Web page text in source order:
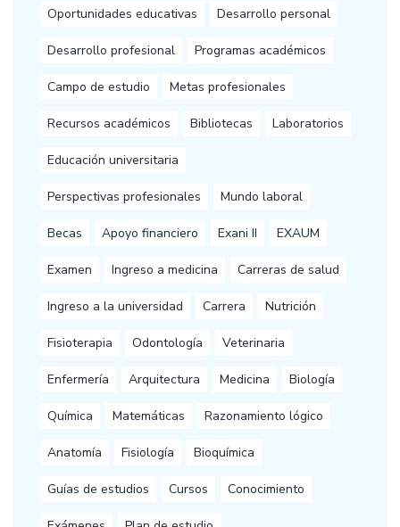
Oportunidades educativas Desarrollo personal
Desarrollo profesional Programas académicos
Campo de estudio Metas profesionales
Recursos académicos Bibliotecas Laboratorios
Educación universitaria
Perspectivas profesionales Mundo laboral
Becas Apoyo financiero Exani II EXAUM
Examen Ingreso a medicina Carreras de salud
Ingreso a la universidad Carrera Nutrición
Fisioterapia Odontología Veterinaria
Enfermería Arquitectura Medicina Biología
Química Matemáticas Razonamiento lógico
Anatomía Fisiología Bioquímica
Guías de estudios Cursos Conocimiento